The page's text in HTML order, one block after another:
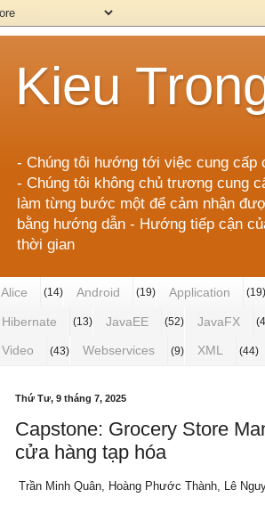
Kieu
- Chúng tôi hướng tới việc cung cấp
- Chúng tôi không chủ trương cung
làm từng bước một để cảm nhận
bằng hướng dẫn - Hướng tiếp cận
thời gian
Alice (14) Android (19) Application (19)
Hibernate (13) JavaEE (52) JavaFX
Video (43) Webservices (9) XML (44)
Thứ Tư, 9 tháng 7, 2025
Capstone: Grocery Store
cửa hàng tạp hóa
Trần Minh Quân, Hoàng Phước Thành, Lê